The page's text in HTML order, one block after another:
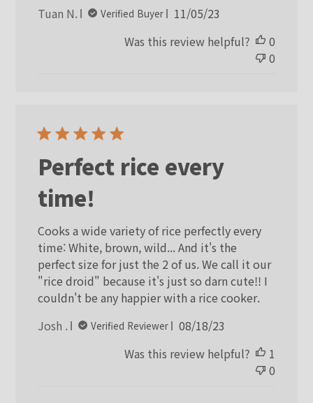
Tuan N.
Verified Buyer
Published
11/05/23
Was this review helpful?
0
0
Perfect rice every
time!
Cooks a wide variety of rice perfectly every
time: White, brown, wild... And it's the
perfect size for just the 2 of us. We call it our
"rice droid" because it's just so darn cute!! I
couldn't be any happier with a rice cooker.
Josh .
Verified Reviewer
Published
08/18/23
Was this review helpful?
1
0